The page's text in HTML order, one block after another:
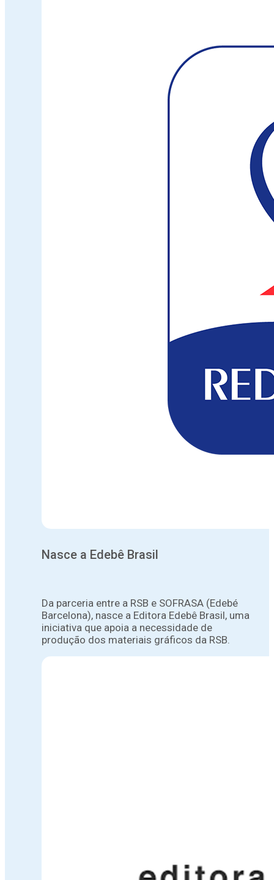
Nasce a Edebê Brasil
Da parceria entre a RSB e SOFRASA (Edebé
Barcelona), nasce a Editora Edebê Brasil, uma
iniciativa que apoia a necessidade de
produção dos materiais gráficos da RSB.